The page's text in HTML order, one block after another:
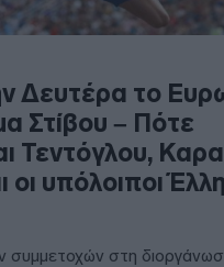
Δευτέρα το
Στίβου – Πότε
Τεντόγλου,
οι υπόλοιποι
συμμετοχών στη